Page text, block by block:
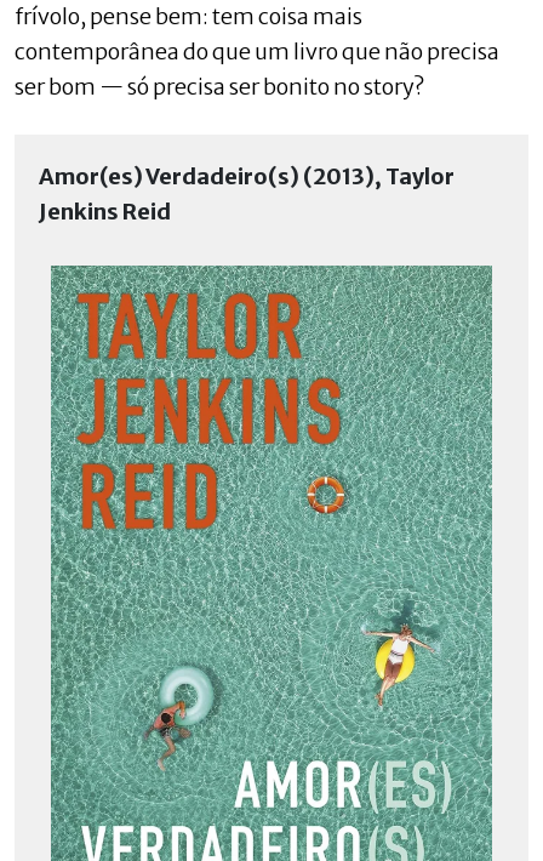
frívolo, pense bem: tem coisa mais
contemporânea do que um livro que não precisa
ser bom — só precisa ser bonito no story?
Amor(es) Verdadeiro(s) (2013), Taylor
Jenkins Reid